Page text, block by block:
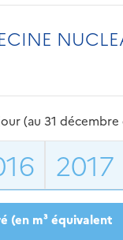
(au 31
2017
(en m³ équivalent